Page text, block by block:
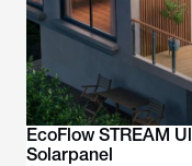
EcoFlow STREAM
Solarpanel